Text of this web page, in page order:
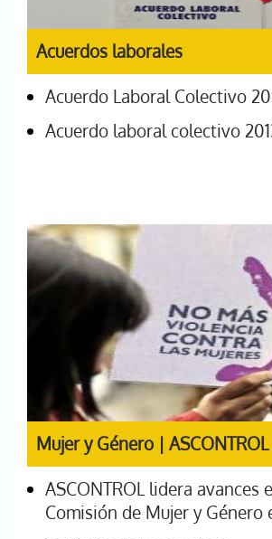
Acuerdos laborales
Acuerdo Laboral Colectivo
Acuerdo laboral colectivo
Mujer y Género | ASCONTROL
ASCONTROL lidera avances
Comisión de Mujer y Género